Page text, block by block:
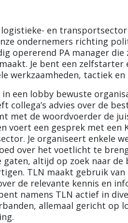
en
ondernemers richting
opererend PA manager die
Je bent een zelfstarter
werkzaamheden, tactiek
een lobby bewuste
collega’s advies over de
met de woordvoerder de
voert een gesprek met een
Je organiseert enkele
over het voetlicht te
gaten, altijd op zoek naar de
TLN maakt gebruik
de relevante kennis en
namens TLN actief in
allemaal gericht op